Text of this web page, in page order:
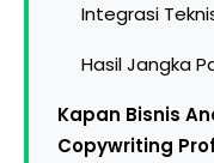
Integrasi
Hasil Jangka
Kapan Bisnis
Copywriting